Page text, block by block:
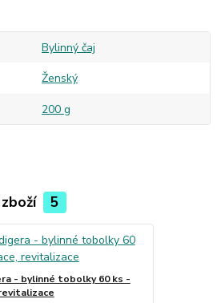
Bylinný čaj
Ženský
200 g
5
- bylinné tobolky 60 ks -